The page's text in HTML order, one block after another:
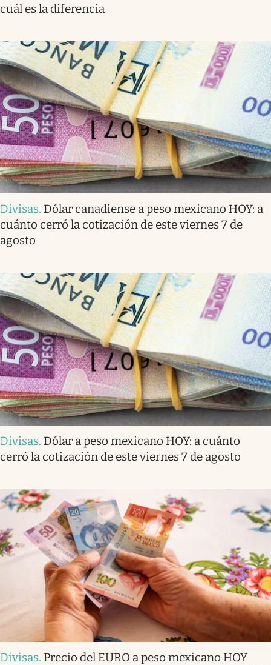
cuál es la diferencia
Divisas. Dólar canadiense a peso mexicano HOY: a
cuánto cerró la cotización de este viernes 7 de
agosto
Divisas. Dólar a peso mexicano HOY: a cuánto
cerró la cotización de este viernes 7 de agosto
Divisas. Precio del EURO a peso mexicano HOY